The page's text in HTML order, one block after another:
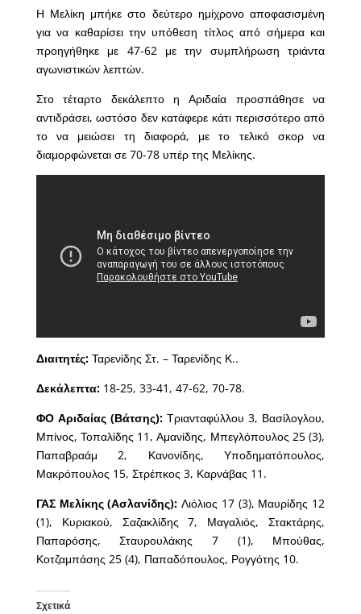
Η Μελίκη μπήκε στο δεύτερο ημίχρονο αποφασισμένη
για να καθαρίσει την υπόθεση τίτλος από σήμερα και
προηγήθηκε με 47-62 με την συμπλήρωση τριάντα
αγωνιστικών λεπτών.
Στο τέταρτο δεκάλεπτο η Αριδαία προσπάθησε να
αντιδράσει, ωστόσο δεν κατάφερε κάτι περισσότερο από
το να μειώσει τη διαφορά, με το τελικό σκορ να
διαμορφώνεται σε 70-78 υπέρ της Μελίκης.
Διαιτητές:Ταρενίδης Στ. – Ταρενίδης Κ..
Δεκάλεπτα:18-25, 33-41, 47-62, 70-78.
ΦΟ Αριδαίας (Βάτσης):Τριανταφύλλου 3, Βασίλογλου,
Μπίνος, Τοπαλίδης 11, Αμανίδης, Μπεγλόπουλος 25 (3),
Παπαβραάμ 2, Κανονίδης, Υποδηματόπουλος,
Μακρόπουλος 15, Στρέπκος 3, Καρνάβας 11.
ΓΑΣ Μελίκης (Ασλανίδης): Λιόλιος 17 (3), Μαυρίδης 12
(1), Κυριακού, Σαζακλίδης 7, Μαγαλιός, Στακτάρης,
Παπαρόσης, Σταυρουλάκης 7 (1), Μπούθας,
Κοτζαμπάσης 25 (4), Παπαδόπουλος, Ρογγότης 10.
Σχετικά